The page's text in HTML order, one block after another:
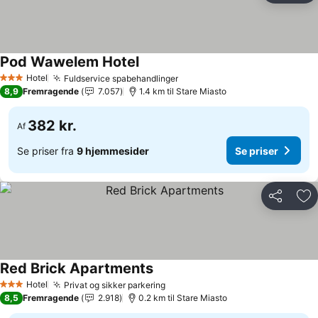
3 StjernerHotel Fuldservice spabehandlingerSe priser
Pod Wawelem HotelSe priser
8,9 Fremragende 7.057 1.4 km til Stare Miasto
Af 382 kr.
Se priser fra 9 hjemmesider Se priser
Del
3 StjernerHotel Privat og sikker parkeringSe priser
Red Brick ApartmentsSe priser
8,5 Fremragende 2.918 0.2 km til Stare Miasto